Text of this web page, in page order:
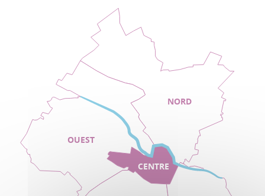
CENTRE
NORD
OUEST